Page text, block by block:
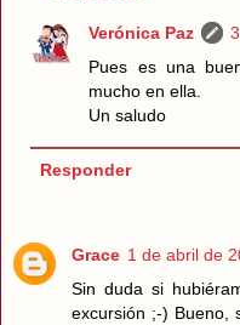
Verónica Paz
Pues es una
mucho en ella.
Un saludo
Responder
Grace 1 de abril de
Sin duda si
excursión ;-) Bueno,